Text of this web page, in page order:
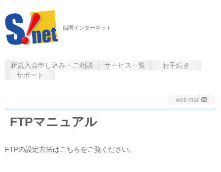
四国インターネット
新規入会申し込み・ご相談 サービス一覧
お手続き
サポート
web mail
FTPマニュアル
FTPの設定方法はこちらをご覧ください。